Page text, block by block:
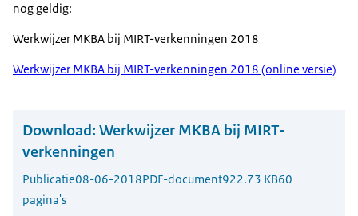
nog geldig:
Werkwijzer MKBA bij MIRT-verkenningen 2018
Werkwijzer MKBA bij MIRT-verkenningen 2018 (online versie)
Download: Werkwijzer MKBA bij MIRT-
verkenningen
Publicatie08-06-2018PDF-document922.73 KB60
pagina's